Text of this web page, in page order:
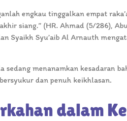
engkau tinggalkan empat
siang.” (HR. Ahmad (5/286),
Syaikh Syu’aib Al Arnauth
menanamkan kesadaran
dan penuh keikhlasan.
dalam